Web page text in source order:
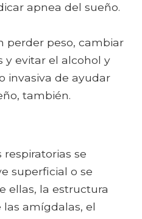
apnea del sueño.
perder peso, cambiar
y evitar el alcohol y
invasiva de ayudar
también.
se
superficial o se
ellas, la estructura
amígdalas, el